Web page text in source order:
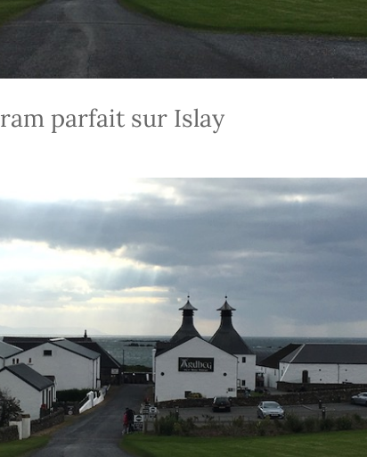
parfait sur Islay